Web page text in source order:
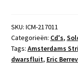
art
aantal
SKU: ICM-217011
Categorieën: Cd's,
Tags: Amsterdams
dwarsfluit, Eric